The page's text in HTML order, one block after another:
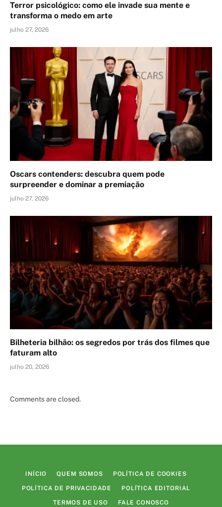
Terror psicológico: como ele invade sua mente e
transforma o medo em arte
julho 27, 2026
Oscars contenders: descubra quem pode
surpreender e dominar a premiação
julho 27, 2026
Bilheteria bilhão: os segredos por trás dos filmes que
faturam alto
julho 20, 2026
Comments are closed.
INÍCIO QUEM SOMOS POLÍTICA DE COOKIES
POLÍTICA DE PRIVACIDADE POLÍTICA EDITORIAL
TERMOS DE USO FALE CONOSCO